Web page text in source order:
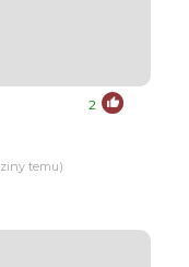
2
temu)